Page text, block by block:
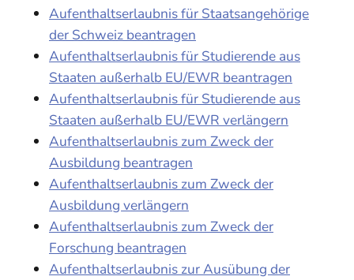
Aufenthaltserlaubnis für Staatsangehörige
der Schweiz beantragen
Aufenthaltserlaubnis für Studierende aus
Staaten außerhalb EU/EWR beantragen
Aufenthaltserlaubnis für Studierende aus
Staaten außerhalb EU/EWR verlängern
Aufenthaltserlaubnis zum Zweck der
Ausbildung beantragen
Aufenthaltserlaubnis zum Zweck der
Ausbildung verlängern
Aufenthaltserlaubnis zum Zweck der
Forschung beantragen
Aufenthaltserlaubnis zur Ausübung der